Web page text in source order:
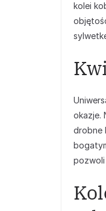
kolei
okazje.
drobne
pozwoli